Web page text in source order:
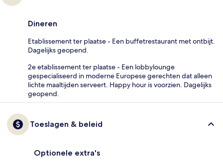
Dineren
Etablissement ter plaatse - Een buffetrestaurant met ontbijt.
Dagelijks geopend.
2e etablissement ter plaatse - Een lobbylounge
gespecialiseerd in moderne Europese gerechten dat alleen
lichte maaltijden serveert. Happy hour is voorzien. Dagelijks
geopend.
Toeslagen & beleid
Optionele extra's